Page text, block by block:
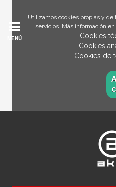
Utilizamos cookies propias y
servicios. Más información
Cookies
Cookies
Cookies de
MENÚ